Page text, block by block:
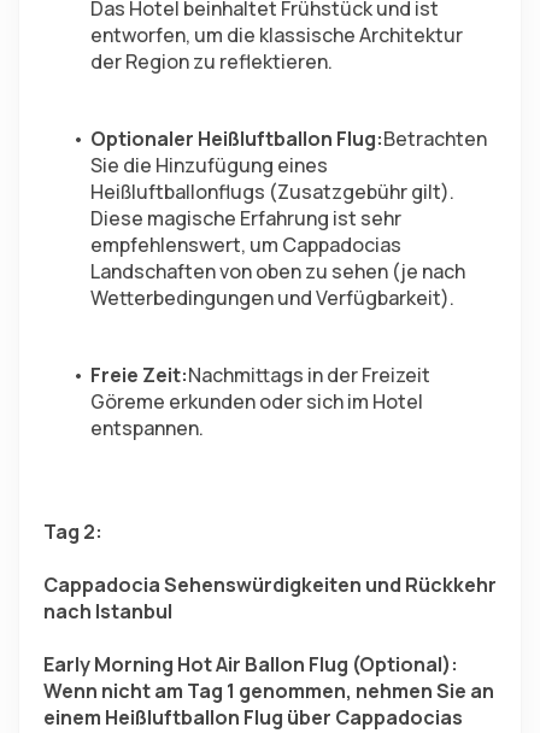
Das Hotel beinhaltet Frühstück und ist
entworfen, um die klassische Architektur
der Region zu reflektieren.
Optionaler Heißluftballon Flug:Betrachten
Sie die Hinzufügung eines
Heißluftballonflugs (Zusatzgebühr gilt).
Diese magische Erfahrung ist sehr
empfehlenswert, um Cappadocias
Landschaften von oben zu sehen (je nach
Wetterbedingungen und Verfügbarkeit).
Freie Zeit:Nachmittags in der Freizeit
Göreme erkunden oder sich im Hotel
entspannen.
Tag 2:
Cappadocia Sehenswürdigkeiten und Rückkehr
nach Istanbul
Early Morning Hot Air Ballon Flug (Optional):
Wenn nicht am Tag 1 genommen, nehmen Sie an
einem Heißluftballon Flug über Cappadocias